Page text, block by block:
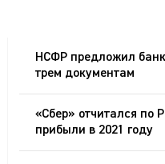
НСФР предложил
трем документам
«Сбер» отчитался по
прибыли в 2021 году